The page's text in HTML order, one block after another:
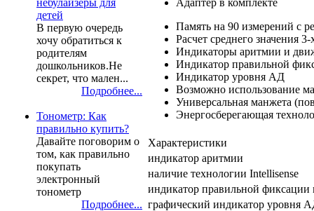
небулайзеры для
детей
В первую очередь
хочу обратиться к
родителям
дошкольников.Не
секрет, что мален...
Подробнее...
Тонометр: Как
правильно купить?
Давайте поговорим о
том, как правильно
покупать
электронный
тонометр
Подробнее...
Память на 90 измерений с
Расчет среднего значения
Индикаторы аритмии и
Индикатор правильной
Индикатор уровня АД
Возможно использование
Универсальная манжета
Энергосберегающая
Характеристики
индикатор аритмии
наличие технологии Intellisense
индикатор правильной
графический индикатор уровня